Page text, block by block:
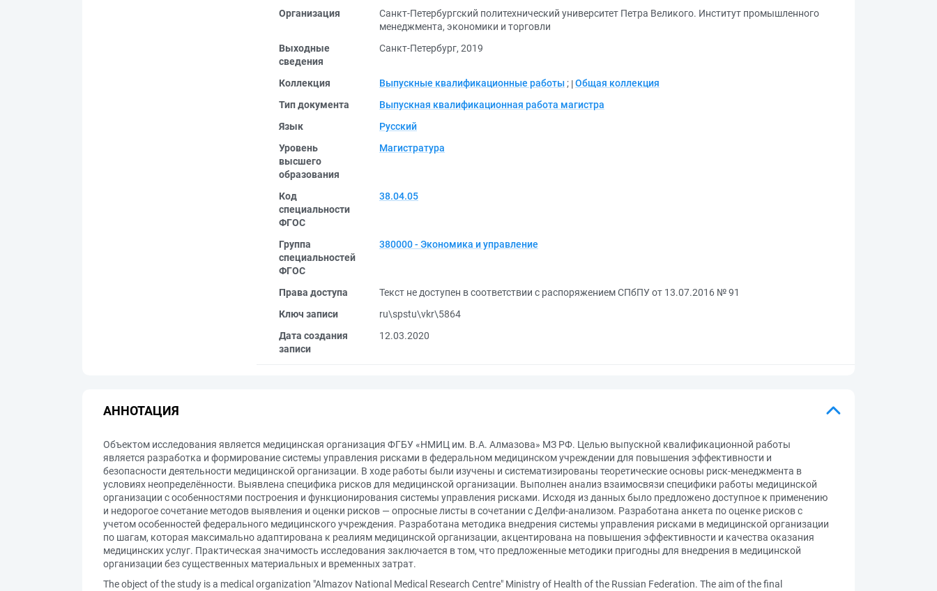
Организация
Санкт-Петербургский политехнический университет Петра Великого. Институт промышленного
менеджмента, экономики и торговли
Выходные
сведения
Санкт-Петербург, 2019
Коллекция Выпускные квалификационные работы ; Общая коллекция
Тип документа
Выпускная квалификационная работа магистра
Язык
Русский
Уровень
высшего
образования
Магистратура
Код
специальности
ФГОС
38.04.05
Группа
специальностей
ФГОС
380000 - Экономика и управление
Права доступа
Текст не доступен в соответствии с распоряжением СПбПУ от 13.07.2016 № 91
Ключ записи
ru\spstu\vkr\5864
Дата создания
записи
12.03.2020
АННОТАЦИЯ
Объектом исследования является медицинская организация ФГБУ «НМИЦ им. В.А. Алмазова» МЗ РФ. Целью выпускной квалификационной работы
является разработка и формирование системы управления рисками в федеральном медицинском учреждении для повышения эффективности и
безопасности деятельности медицинской организации. В ходе работы были изучены и систематизированы теоретические основы риск-менеджмента в
условиях неопределённости. Выявлена специфика рисков для медицинской организации. Выполнен анализ взаимосвязи специфики работы медицинской
организации с особенностями построения и функционирования системы управления рисками. Исходя из данных было предложено доступное к применению
и недорогое сочетание методов выявления и оценки рисков — опросные листы в сочетании с Делфи-анализом. Разработана анкета по оценке рисков с
учетом особенностей федерального медицинского учреждения. Разработана методика внедрения системы управления рисками в медицинской организации
по шагам, которая максимально адаптирована к реалиям медицинской организации, акцентирована на повышения эффективности и качества оказания
медицинских услуг. Практическая значимость исследования заключается в том, что предложенные методики пригодны для внедрения в медицинской
организации без существенных материальных и временных затрат.
The object of the study is a medical organization "Almazov National Medical Research Centre" Ministry of Health of the Russian Federation. The aim of the final